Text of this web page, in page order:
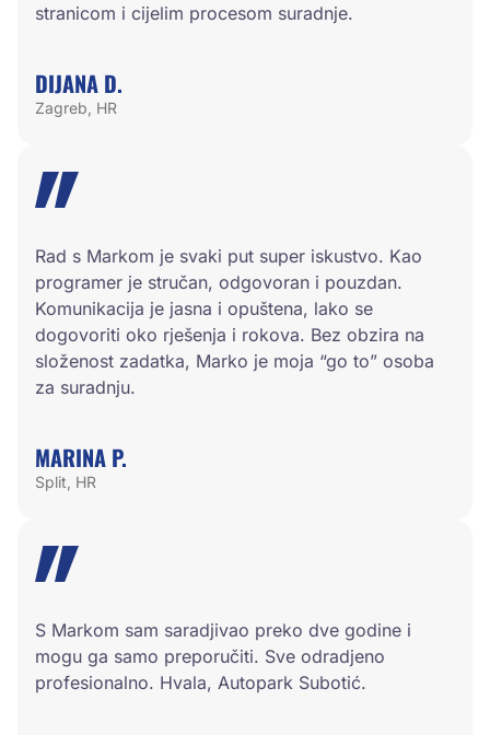
stranicom i cijelim procesom suradnje.
DIJANA D.
Zagreb, HR
Rad s Markom je svaki put super iskustvo. Kao
programer je stručan, odgovoran i pouzdan.
Komunikacija je jasna i opuštena, lako se
dogovoriti oko rješenja i rokova. Bez obzira na
složenost zadatka, Marko je moja “go to” osoba
za suradnju.
MARINA P.
Split, HR
S Markom sam saradjivao preko dve godine i
mogu ga samo preporučiti. Sve odradjeno
profesionalno. Hvala, Autopark Subotić.